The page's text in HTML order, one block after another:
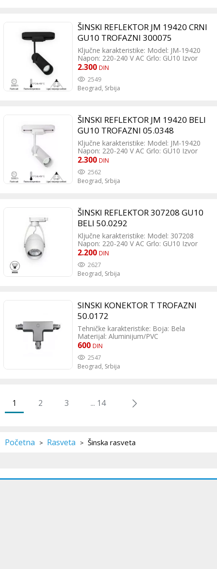
ŠINSKI REFLEKTOR JM 19420 CRNI
GU10 TROFAZNI 300075
Ključne karakteristike: Model: JM-19420
Napon: 220-240 V AC Grlo: GU10 Izvor
svetlosti: 1 x GU10 sijalica, maksimalne
Da, pod uslovom da se koristi dimibilna
sijalica Boja: Crna Materijal: Aluminijum
2.300 DIN
2549
Beograd, Srbija
ŠINSKI REFLEKTOR JM 19420 BELI
GU10 TROFAZNI 05.0348
Ključne karakteristike: Model: JM-19420
Napon: 220-240 V AC Grlo: GU10 Izvor
svetlosti: 1 x GU10 sijalica, maksimalne
Da, pod uslovom da se koristi dimibilna
sijalica Boja: Bela Materijal: Aluminijum
2.300 DIN
2562
Beograd, Srbija
ŠINSKI REFLEKTOR 307208 GU10
BELI 50.0292
Ključne karakteristike: Model: 307208
Napon: 220-240 V AC Grlo: GU10 Izvor
svetlosti: 1 x GU10 sijalica, maksimalne
Da, pod uslovom da se koristi dimibilna
sijalica Boja: Bela Materijal: Aluminijum
2.200 DIN
2627
Beograd, Srbija
SINSKI KONEKTOR T TROFAZNI
50.0172
Tehničke karakteristike: Boja: Bela
Materijal: Aluminijum/PVC
Dimenzije:Ukupne dimenzije: 34 x 22 x
šinu: 34 x 22 x 184 x 109 mm
600 DIN
2547
Beograd, Srbija
1 2 3 ... 14
Početna > Rasveta > Šinska rasveta